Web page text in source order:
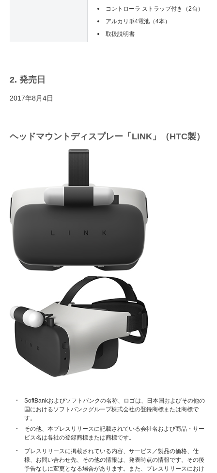
コントローラ ストラップ付き（2台）
アルカリ単4電池（4本）
取扱説明書
2. 発売日
2017年8月4日
ヘッドマウントディスプレー「LINK」（HTC製）
SoftBankおよびソフトバンクの名称、ロゴは、日本国およびその他の
国におけるソフトバンクグループ株式会社の登録商標または商標で
す。
その他、本プレスリリースに記載されている会社名および商品・サー
ビス名は各社の登録商標または商標です。
プレスリリースに掲載されている内容、サービス／製品の価格、仕
様、お問い合わせ先、その他の情報は、発表時点の情報です。その後
予告なしに変更となる場合があります。また、プレスリリースにおけ